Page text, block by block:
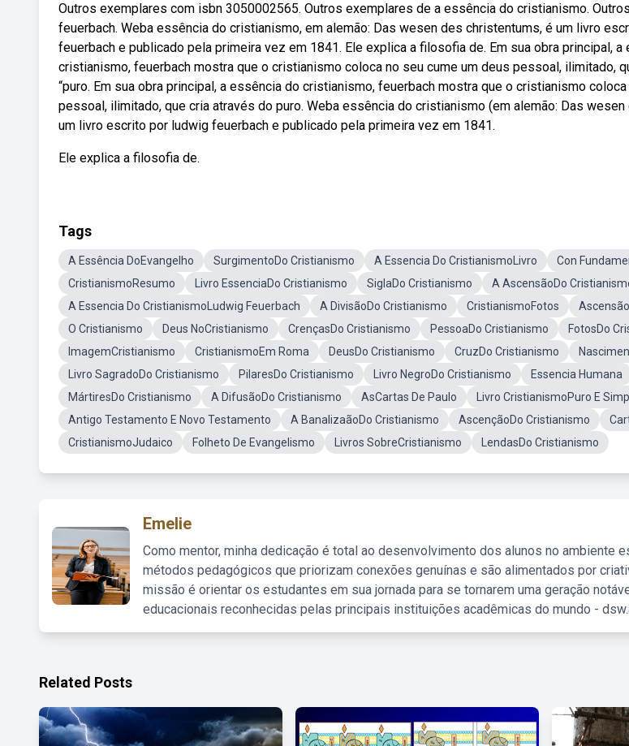
Outros exemplares com isbn 3050002565. Outros exemplares de a essência do cristianismo.
feuerbach. Weba essência do cristianismo, em alemão: Das wesen des christentums, é um livro
feuerbach e publicado pela primeira vez em 1841. Ele explica a filosofia de. Em sua obra principal, a
cristianismo, feuerbach mostra que o cristianismo coloca no seu cume um deus pessoal, ilimitado,
“puro. Em sua obra principal, a essência do cristianismo, feuerbach mostra que o cristianismo
pessoal, ilimitado, que cria através do puro. Weba essência do cristianismo (em alemão: Das
um livro escrito por ludwig feuerbach e publicado pela primeira vez em 1841.
Ele explica a filosofia de.
Tags
A Essência DoEvangelho SurgimentoDo Cristianismo A Essencia Do CristianismoLivro
Con
CristianismoResumo
Livro EssenciaDo Cristianismo SiglaDo Cristianismo
A AscensãoDo
A Essencia Do CristianismoLudwig Feuerbach
A DivisãoDo Cristianismo CristianismoFotos
O Cristianismo
Deus NoCristianismo CrençasDo Cristianismo PessoaDo Cristianismo
FotosDo
ImagemCristianismo
CristianismoEm Roma DeusDo Cristianismo CruzDo Cristianismo
Livro SagradoDo Cristianismo
PilaresDo Cristianismo Livro NegroDo Cristianismo
Essencia Humana
MártiresDo Cristianismo
A DifusãoDo Cristianismo AsCartas De Paulo
Livro CristianismoPuro E
Antigo Testamento E Novo Testamento
A BanalizaãoDo Cristianismo AscençãoDo Cristianismo
CristianismoJudaico
Folheto De Evangelismo Livros SobreCristianismo LendasDo Cristianismo
Emelie
Como mentor, minha dedicação é total ao desenvolvimento dos alunos no ambiente
métodos pedagógicos que priorizam conexões genuínas e são alimentados por
missão é orientar os estudantes em sua jornada para se tornarem uma geração
educacionais reconhecidas pelas principais instituições acadêmicas do mundo -
Related Posts